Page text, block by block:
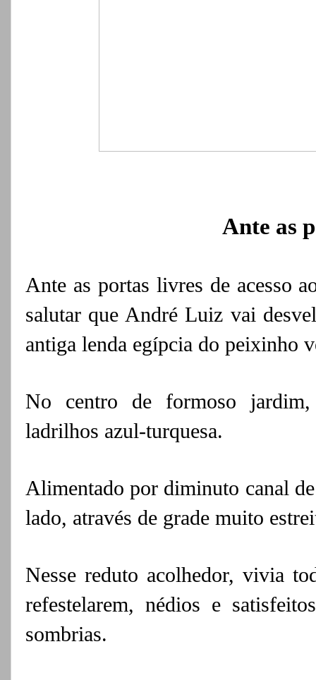
Ante as
Ante as portas livres de acesso
salutar que André Luiz vai
antiga lenda egípcia do peixinho
No centro de formoso
ladrilhos azul-turquesa.
Alimentado por diminuto canal
lado, através de grade muito
Nesse reduto acolhedor, vivia
refestelarem, nédios e
sombrias.